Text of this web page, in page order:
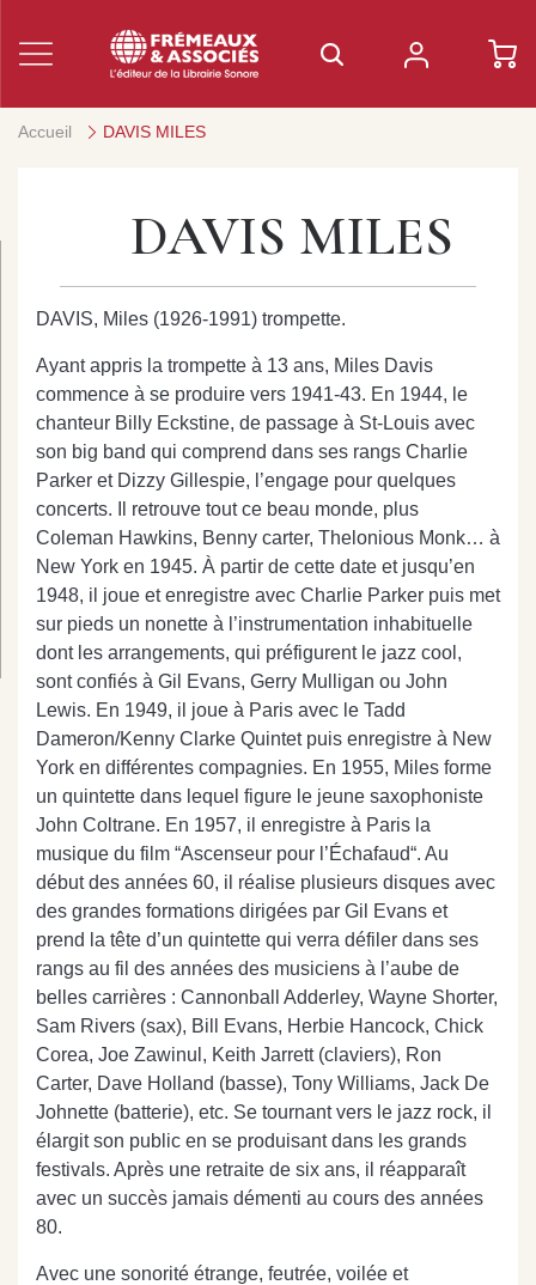
Accueil DAVIS MILES
DAVIS MILES
DAVIS, Miles (1926-1991) trompette.
Ayant appris la trompette à 13 ans, Miles Davis
commence à se produire vers 1941-43. En 1944, le
chanteur Billy Eckstine, de passage à St-Louis avec
son big band qui comprend dans ses rangs Charlie
Parker et Dizzy Gillespie, l’engage pour quelques
concerts. Il retrouve tout ce beau monde, plus
Coleman Hawkins, Benny carter, Thelonious Monk… à
New York en 1945. À partir de cette date et jusqu’en
1948, il joue et enregistre avec Charlie Parker puis met
sur pieds un nonette à l’instrumentation inhabituelle
dont les arrangements, qui préfigurent le jazz cool,
sont confiés à Gil Evans, Gerry Mulligan ou John
Lewis. En 1949, il joue à Paris avec le Tadd
Dameron/Kenny Clarke Quintet puis enregistre à New
York en différentes compagnies. En 1955, Miles forme
un quintette dans lequel figure le jeune saxophoniste
John Coltrane. En 1957, il enregistre à Paris la
musique du film “Ascenseur pour l’Échafaud“. Au
début des années 60, il réalise plusieurs disques avec
des grandes formations dirigées par Gil Evans et
prend la tête d’un quintette qui verra défiler dans ses
rangs au fil des années des musiciens à l’aube de
belles carrières : Cannonball Adderley, Wayne Shorter,
Sam Rivers (sax), Bill Evans, Herbie Hancock, Chick
Corea, Joe Zawinul, Keith Jarrett (claviers), Ron
Carter, Dave Holland (basse), Tony Williams, Jack De
Johnette (batterie), etc. Se tournant vers le jazz rock, il
élargit son public en se produisant dans les grands
festivals. Après une retraite de six ans, il réapparaît
avec un succès jamais démenti au cours des années
80.
Avec une sonorité étrange, feutrée, voilée et